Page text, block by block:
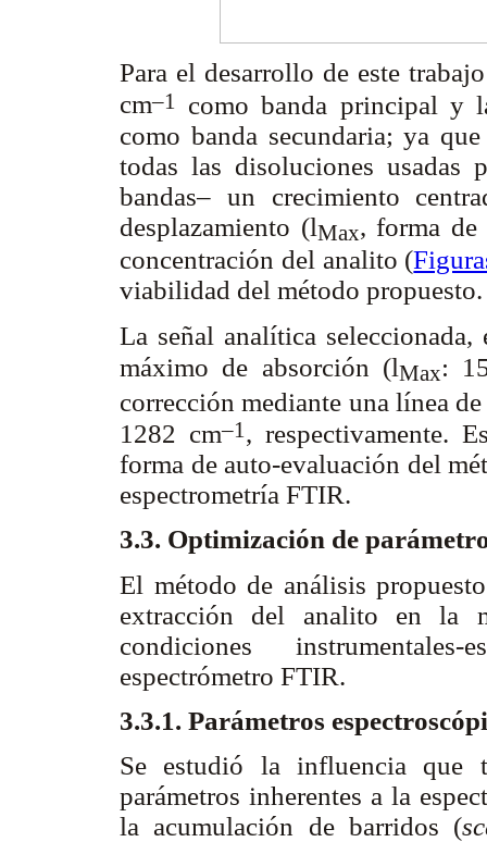
Para el desarrollo de este
cm–1
como banda principal y
como banda secundaria; ya
todas las disoluciones usadas
bandas– un crecimiento
desplazamiento (lMax, forma de
concentración del analito (
viabilidad del método propuesto.
La señal analítica
máximo de absorción (lMax:
corrección mediante una línea
1282 cm–1 , respectivamente.
forma de auto-evaluación del
espectrometría FTIR.
3.3. Optimización de
El método de análisis
extracción del analito en la
condiciones
espectrómetro FTIR.
3.3.1. Parámetros
Se estudió la influencia que
parámetros inherentes a la
la acumulación de barridos (